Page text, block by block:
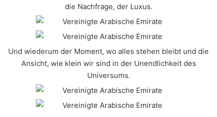
die Nachfrage, der Luxus.
Und wiederum der Moment, wo alles stehen bleibt und die
Ansicht, wie klein wir sind in der Unendlichkeit des
Universums.